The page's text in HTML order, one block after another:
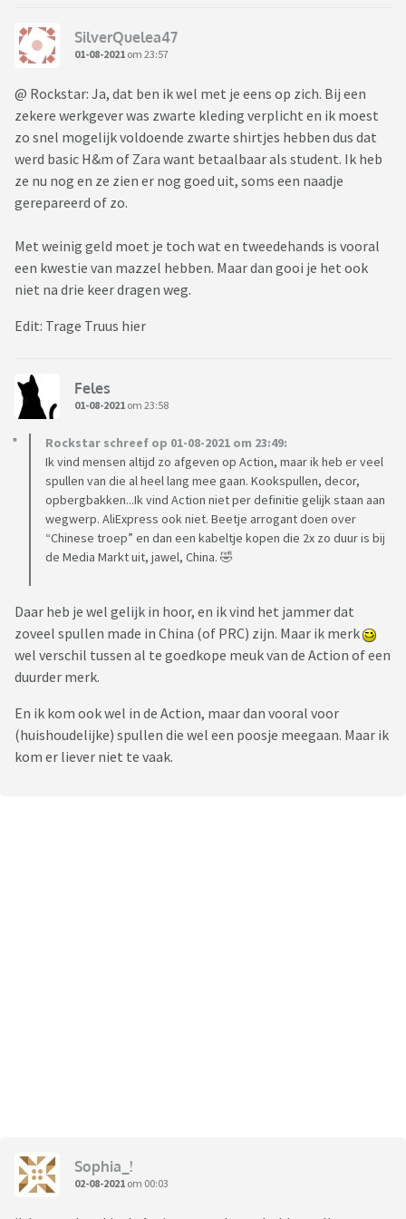
de keuze maakt om iets wel of niet te kopen?
SilverQuelea47
01-08-2021 om 23:57
@ Rockstar: Ja, dat ben ik wel met je eens op zich. Bij een
zekere werkgever was zwarte kleding verplicht en ik moest
zo snel mogelijk voldoende zwarte shirtjes hebben dus dat
werd basic H&m of Zara want betaalbaar als student. Ik heb
ze nu nog en ze zien er nog goed uit, soms een naadje
gerepareerd of zo.
Met weinig geld moet je toch wat en tweedehands is vooral
een kwestie van mazzel hebben. Maar dan gooi je het ook
niet na drie keer dragen weg.
Edit: Trage Truus hier
Feles
01-08-2021 om 23:58
Rockstar schreef op 01-08-2021 om 23:49:
Ik vind mensen altijd zo afgeven op Action, maar ik heb er veel
spullen van die al heel lang mee gaan. Kookspullen, decor,
opbergbakken...Ik vind Action niet per definitie gelijk staan aan
wegwerp. AliExpress ook niet. Beetje arrogant doen over
“Chinese troep” en dan een kabeltje kopen die 2x zo duur is bij
de Media Markt uit, jawel, China. 🤣
Daar heb je wel gelijk in hoor, en ik vind het jammer dat
zoveel spullen made in China (of PRC) zijn. Maar ik merk
wel verschil tussen al te goedkope meuk van de Action of een
duurder merk.
En ik kom ook wel in de Action, maar dan vooral voor
(huishoudelijke) spullen die wel een poosje meegaan. Maar ik
kom er liever niet te vaak.
Sophia_!
02-08-2021 om 00:03